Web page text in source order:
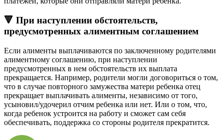
🔻 При наступлении обстоятельств,
предусмотренных алиментным соглашением
Если алименты выплачиваются по заключенному родителями
алиментному соглашению, при наступлении
предусмотренных в нем обстоятельств их выплата
прекращается. Например, родители могли договориться о том,
что в случае повторного замужества матери ребенка отец
прекращает выплачивать алименты, независимо от того,
усыновил/удочерил отчим ребенка или нет. Или о том, что,
когда ребенок устроится на работу и сможет сам себя
обеспечивать, поддержка со стороны родителя прекратится.